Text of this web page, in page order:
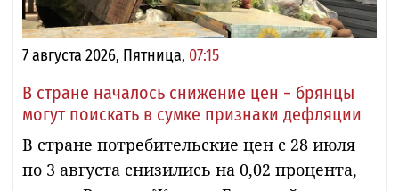
7 августа 2026, Пятница, 07:15
В стране началось снижение цен − брянцы
могут поискать в сумке признаки дефляции
В стране потребительские цен с 28 июля
по 3 августа снизились на 0,02 процента,